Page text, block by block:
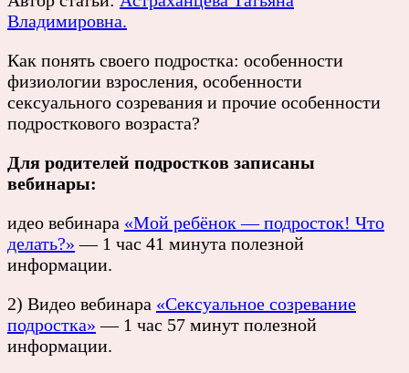
Владимировна.
Как понять своего подростка: особенности
физиологии взросления, особенности
сексуального созревания и прочие особенности
подросткового возраста?
Для родителей подростков записаны
вебинары:
идео вебинара «Мой ребёнок — подросток! Что
делать?» — 1 час 41 минута полезной
информации.
2) Видео вебинара «Сексуальное созревание
подростка» — 1 час 57 минут полезной
информации.